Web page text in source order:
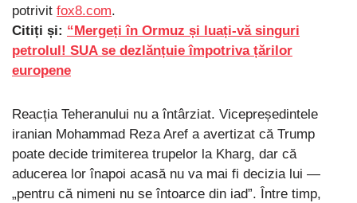
potrivit fox8.com.
Citiți și: “Mergeți în Ormuz și luați-vă singuri
petrolul! SUA se dezlănțuie împotriva țărilor
europene
Reacția Teheranului nu a întârziat. Vicepreședintele
iranian Mohammad Reza Aref a avertizat că Trump
poate decide trimiterea trupelor la Kharg, dar că
aducerea lor înapoi acasă nu va mai fi decizia lui —
„pentru că nimeni nu se întoarce din iad”. Între timp,